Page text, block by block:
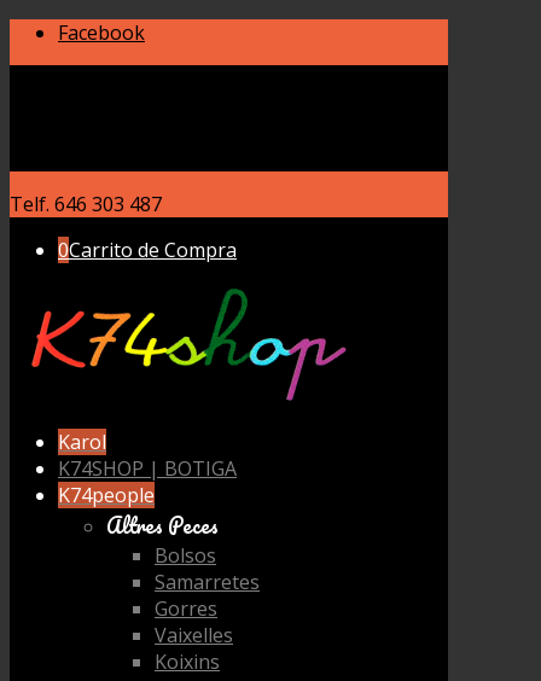
Facebook
Telf. 646 303 487
0Carrito de Compra
Karol
K74SHOP | BOTIGA
K74people
Altres Peces
Bolsos
Samarretes
Gorres
Vaixelles
Koixins